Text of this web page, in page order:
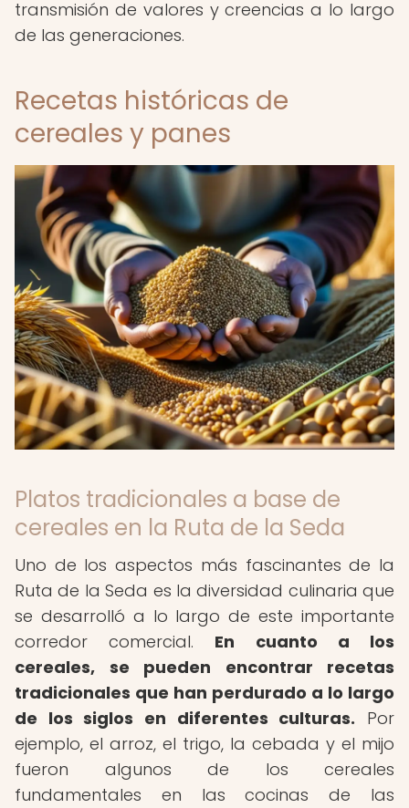
transmisión de valores y creencias a lo largo
de las generaciones.
Recetas históricas de
cereales y panes
Platos tradicionales a base de
cereales en la Ruta de la Seda
Uno de los aspectos más fascinantes de la
Ruta de la Seda es la diversidad culinaria que
se desarrolló a lo largo de este importante
corredor comercial. En cuanto a los
cereales, se pueden encontrar recetas
tradicionales que han perdurado a lo largo
de los siglos en diferentes culturas. Por
ejemplo, el arroz, el trigo, la cebada y el mijo
fueron algunos de los cereales
fundamentales en las cocinas de las